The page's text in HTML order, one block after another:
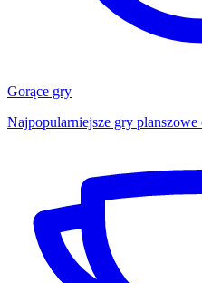
Gorące gry
Najpopularniejsze gry planszowe